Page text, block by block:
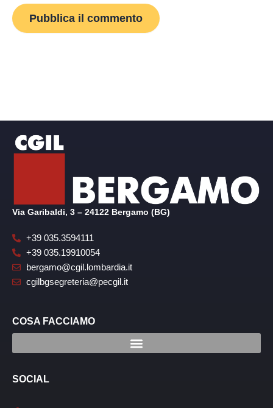
Via Garibaldi, 3 – 24122 Bergamo (BG)
+39 035.3594111
+39 035.19910054
bergamo@cgil.lombardia.it
cgilbgsegreteria@pecgil.it
COSA FACCIAMO
SOCIAL